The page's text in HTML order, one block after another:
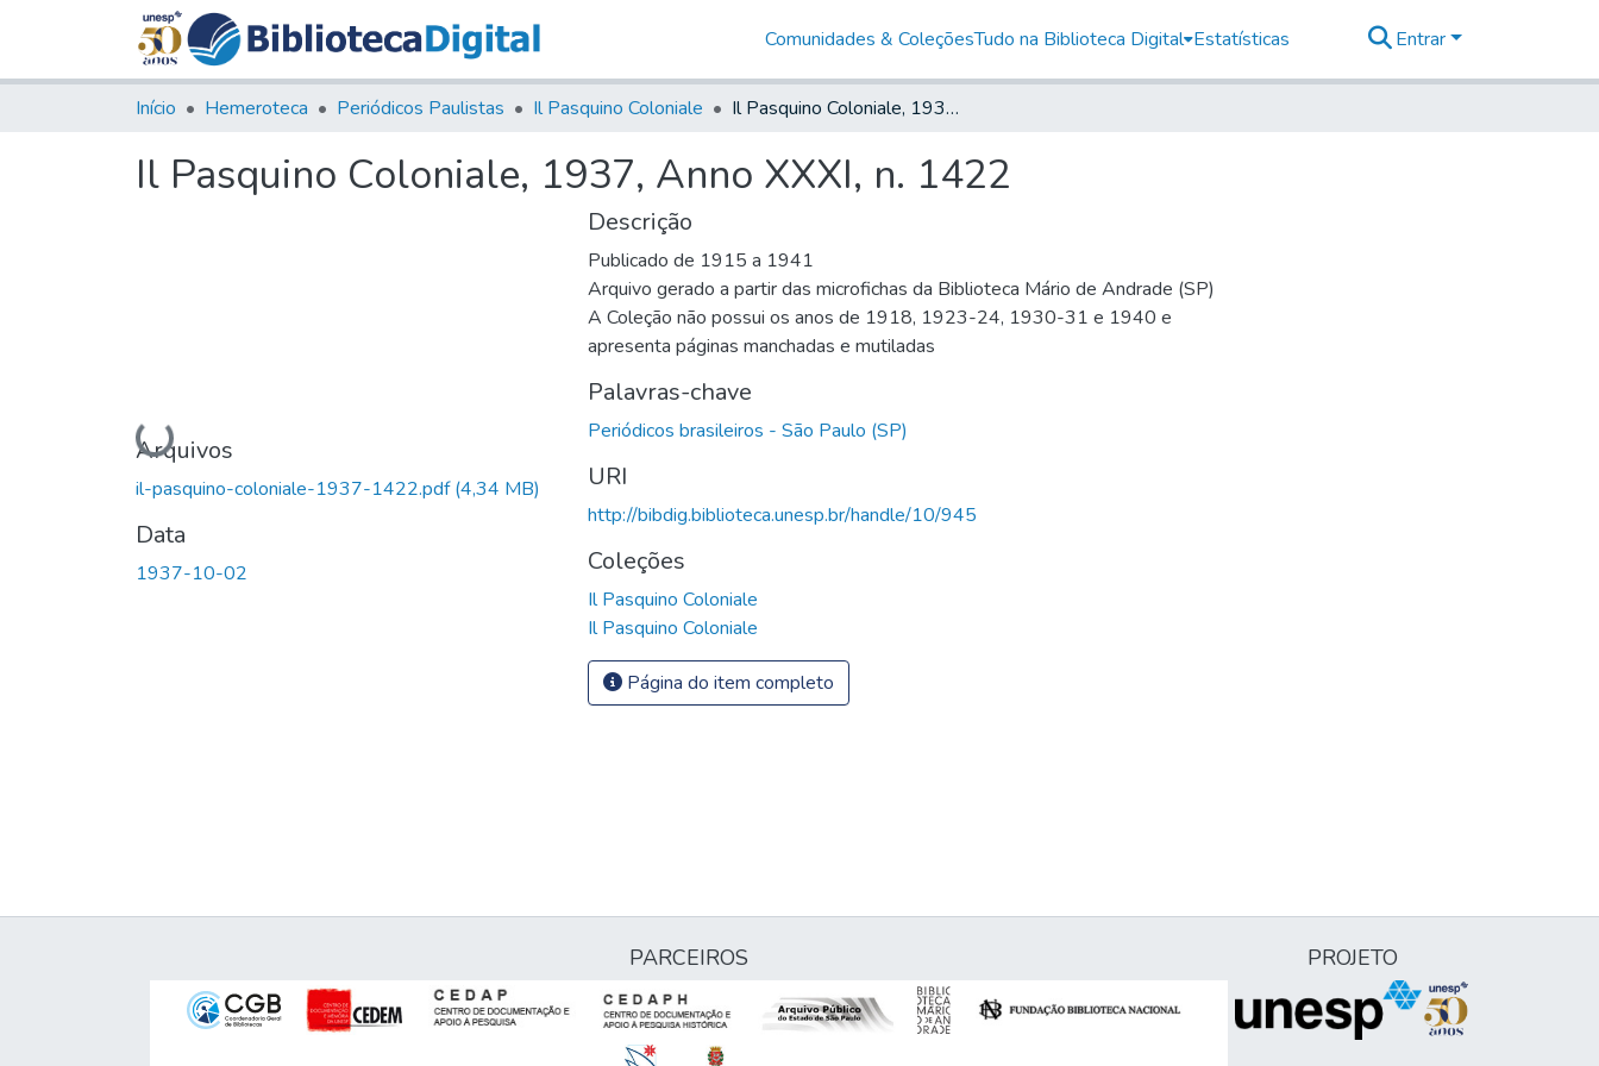
Comunidades & ColeçõesTudo na Biblioteca Digital Estatísticas Entrar
Início Hemeroteca Periódicos Paulistas Il Pasquino Coloniale Il Pasquino Coloniale, 1937, Anno XXXI, n. 1422
Il Pasquino Coloniale, 1937, Anno XXXI, n. 1422
Carregando...
Arquivos
il-pasquino-coloniale-1937-1422.pdf(4,34 MB)
Data
1937-10-02
Descrição
Publicado de 1915 a 1941
Arquivo gerado a partir das microfichas da Biblioteca Mário de Andrade (SP)
A Coleção não possui os anos de 1918, 1923-24, 1930-31 e 1940 e
apresenta páginas manchadas e mutiladas
Palavras-chave
Periódicos brasileiros - São Paulo (SP)
URI
http://bibdig.biblioteca.unesp.br/handle/10/945
Coleções
Il Pasquino Coloniale
Il Pasquino Coloniale
Página do item completo
PARCEIROS PROJETO